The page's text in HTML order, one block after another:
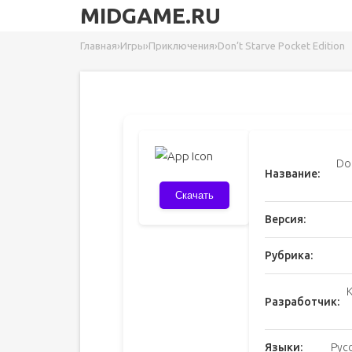
MIDGAME.RU
Главная›Игры›Приключения›Don’t Starve Pocket Edition
Скачать
Название:
Версия:
Рубрика:
Разработчик:
Языки: